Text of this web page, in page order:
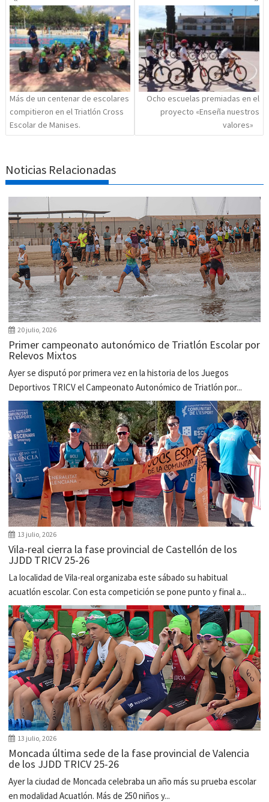
de
entradas
Más de un centenar de escolares
compitieron en el Triatlón Cross
Escolar de Manises.
Ocho escuelas premiadas en el
proyecto «Enseña nuestros
valores»
Noticias Relacionadas
20 julio, 2026
Primer campeonato autonómico de Triatlón Escolar por
Relevos Mixtos
Ayer se disputó por primera vez en la historia de los Juegos
Deportivos TRICV el Campeonato Autonómico de Triatlón por...
13 julio, 2026
Vila-real cierra la fase provincial de Castellón de los
JJDD TRICV 25-26
La localidad de Vila-real organizaba este sábado su habitual
acuatlón escolar. Con esta competición se pone punto y final a...
13 julio, 2026
Moncada última sede de la fase provincial de Valencia
de los JJDD TRICV 25-26
Ayer la ciudad de Moncada celebraba un año más su prueba escolar
en modalidad Acuatlón. Más de 250 niños y...